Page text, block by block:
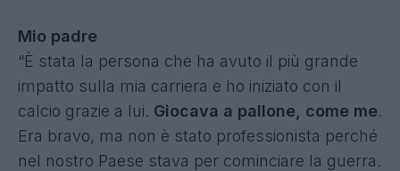
Mio padre
“È stata la persona che ha avuto il più grande
impatto sulla mia carriera e ho iniziato con il
calcio grazie a lui. Giocava a pallone, come me.
Era bravo, ma non è stato professionista perché
nel nostro Paese stava per cominciare la guerra.